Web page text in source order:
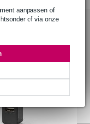
aanpassen of
of via onze